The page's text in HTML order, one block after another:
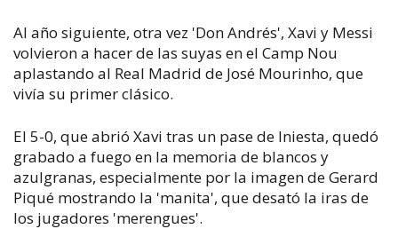
Al año siguiente, otra vez 'Don Andrés', Xavi y Messi
volvieron a hacer de las suyas en el Camp Nou
aplastando al Real Madrid de José Mourinho, que
vivía su primer clásico.
El 5-0, que abrió Xavi tras un pase de Iniesta, quedó
grabado a fuego en la memoria de blancos y
azulgranas, especialmente por la imagen de Gerard
Piqué mostrando la 'manita', que desató la iras de
los jugadores 'merengues'.